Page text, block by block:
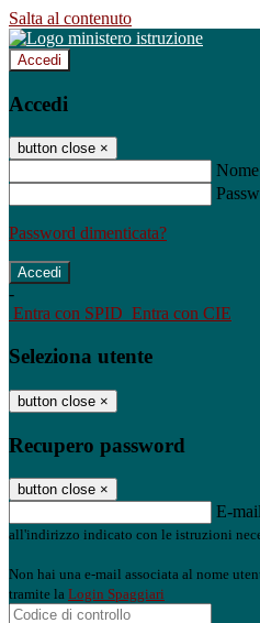
Salta al contenuto
Accedi
Accedi
button close ×
Password dimenticata?
-
Entra con SPID Entra con CIE
Seleziona utente
button close ×
Recupero password
button close ×
E-mail
all'indirizzo indicato con le istruzioni
Non hai una e-mail associata al nome
tramite la Login Spaggiari